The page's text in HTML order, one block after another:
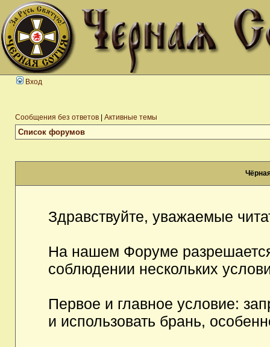
Вход
Сообщения без ответов Активные темы
Список форумов
Здравствуйте, уважаемые
На нашем Форуме
соблюдении нескольких
Первое и главное условие:
и использовать брань,